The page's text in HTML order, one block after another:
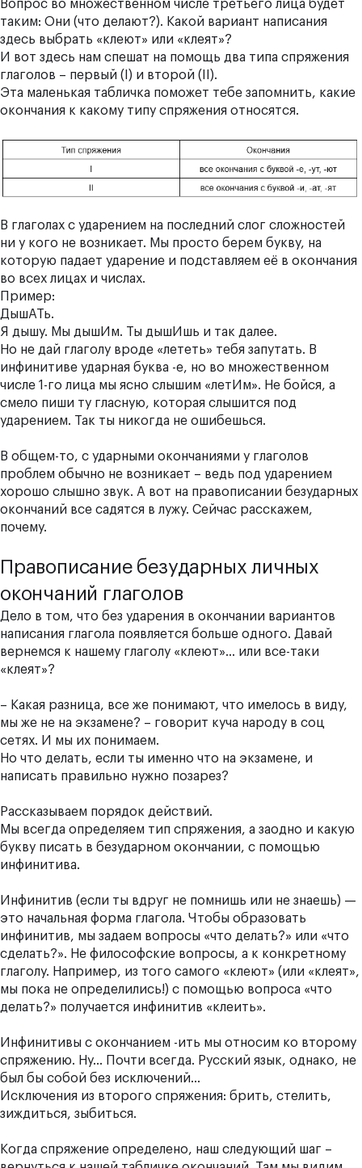
Вопрос во множественном числе третьего лица будет
таким: Они (что делают?). Какой вариант написания
здесь выбрать «клеют» или «клеят»?
И вот здесь нам спешат на помощь два типа спряжения
глаголов – первый (I) и второй (II).
Эта маленькая табличка поможет тебе запомнить, какие
окончания к какому типу спряжения относятся.
В глаголах с ударением на последний слог сложностей
ни у кого не возникает. Мы просто берем букву, на
которую падает ударение и подставляем её в окончания
во всех лицах и числах.
Пример:
ДышАТь.
Я дышу. Мы дышИм. Ты дышИшь и так далее.
Но не дай глаголу вроде «лететь» тебя запутать. В
инфинитиве ударная буква -е, но во множественном
числе 1-го лица мы ясно слышим «летИм». Не бойся, а
смело пиши ту гласную, которая слышится под
ударением. Так ты никогда не ошибешься.
В общем-то, с ударными окончаниями у глаголов
проблем обычно не возникает – ведь под ударением
хорошо слышно звук. А вот на правописании безударных
окончаний все садятся в лужу. Сейчас расскажем,
почему.
Правописание безударных личных
окончаний глаголов
Дело в том, что без ударения в окончании вариантов
написания глагола появляется больше одного. Давай
вернемся к нашему глаголу «клеют»… или все-таки
«клеят»?
– Какая разница, все же понимают, что имелось в виду,
мы же не на экзамене? – говорит куча народу в соц
сетях. И мы их понимаем.
Но что делать, если ты именно что на экзамене, и
написать правильно нужно позарез?
Рассказываем порядок действий.
Мы всегда определяем тип спряжения, а заодно и какую
букву писать в безударном окончании, с помощью
инфинитива.
Инфинитив (если ты вдруг не помнишь или не знаешь) —
это начальная форма глагола. Чтобы образовать
инфинитив, мы задаем вопросы «что делать?» или «что
сделать?». Не философские вопросы, а к конкретному
глаголу. Например, из того самого «клеют» (или «клеят»,
мы пока не определились!) с помощью вопроса «что
делать?» получается инфинитив «клеить».
Инфинитивы с окончанием -ить мы относим ко второму
спряжению. Ну… Почти всегда. Русский язык, однако, не
был бы собой без исключений…
Исключения из второго спряжения: брить, стелить,
зиждиться, зыбиться.
Когда спряжение определено, наш следующий шаг –